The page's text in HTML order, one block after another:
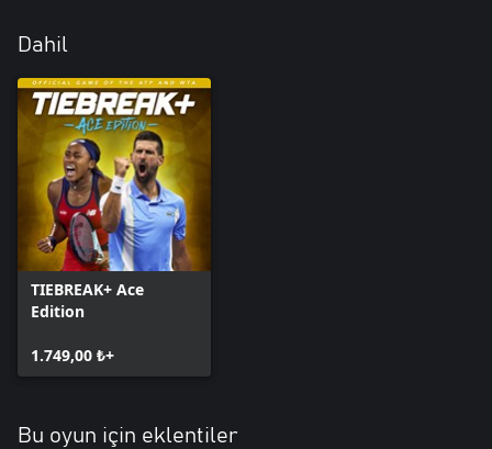
Dahil
TIEBREAK+ Ace
Edition
1.749,00 ₺+
Bu oyun için eklentiler